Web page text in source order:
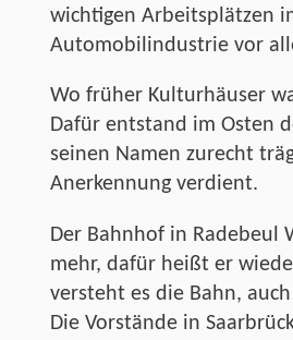
wichtigen Arbeitsplätzen
Automobilindustrie vor
Wo früher Kulturhäuser
Dafür entstand im Osten
seinen Namen zurecht
Anerkennung verdient.
Der Bahnhof in Radebeul
mehr, dafür heißt er
versteht es die Bahn,
Die Vorstände in